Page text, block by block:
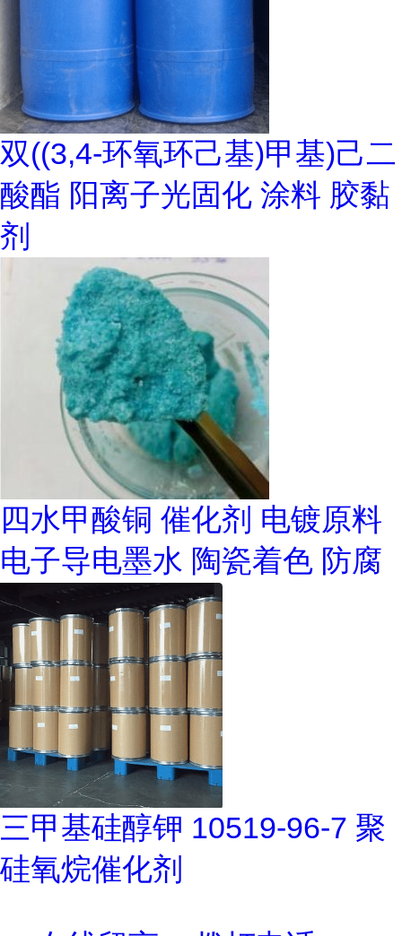
双((3,4-环氧环己基)甲基)己二
酸酯 阳离子光固化 涂料 胶黏
剂
四水甲酸铜 催化剂 电镀原料
电子导电墨水 陶瓷着色 防腐
三甲基硅醇钾 10519-96-7 聚
硅氧烷催化剂